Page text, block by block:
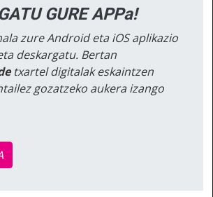
GURE APPa!
zure Android eta iOS aplikazio
deskargatu. Bertan
txartel digitalak eskaintzen
gozatzeko aukera izango